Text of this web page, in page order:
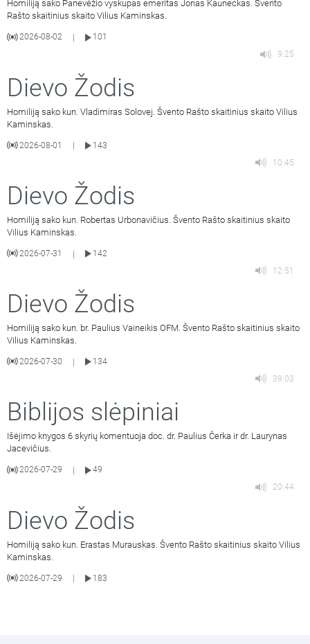
Homiliją sako Panevėžio vyskupas emeritas Jonas Kauneckas. Švento
Rašto skaitinius skaito Vilius Kaminskas.
2026-08-02
101
9:25
Dievo Žodis
Homiliją sako kun. Vladimiras Solovej. Švento Rašto skaitinius skaito Vilius
Kaminskas.
2026-08-01
143
10:45
Dievo Žodis
Homiliją sako kun. Robertas Urbonavičius. Švento Rašto skaitinius skaito
Vilius Kaminskas.
2026-07-31 |
142
12:51
Dievo Žodis
Homiliją sako kun. br. Paulius Vaineikis OFM. Švento Rašto skaitinius skaito
Vilius Kaminskas.
2026-07-30 |
134
39:03
Biblijos slėpiniai
Išėjimo knygos 6 skyrių komentuoja doc. dr. Paulius Čerka ir dr. Laurynas
Jacevičius.
2026-07-29
49
20:44
Dievo Žodis
Homiliją sako kun. Erastas Murauskas. Švento Rašto skaitinius skaito Vilius
Kaminskas.
2026-07-29 183